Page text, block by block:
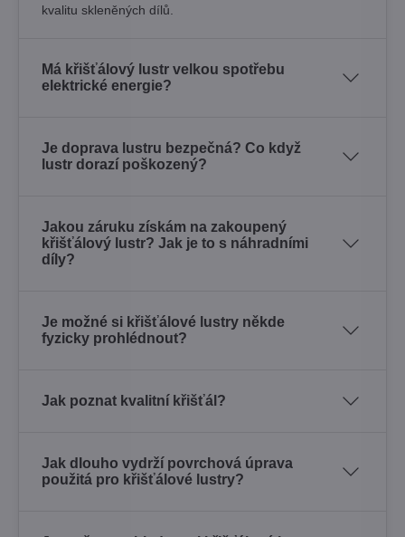
kvalitu skleněných dílů.
Má křišťálový lustr velkou spotřebu
elektrické energie?
Je doprava lustru bezpečná? Co když
lustr dorazí poškozený?
Jakou záruku získám na zakoupený
křišťálový lustr? Jak je to s náhradními
díly?
Je možné si křišťálové lustry někde
fyzicky prohlédnout?
Jak poznat kvalitní křišťál?
Jak dlouho vydrží povrchová úprava
použitá pro křišťálové lustry?